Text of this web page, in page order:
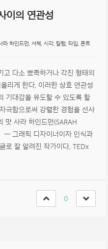
이의 연관성
라 하인드먼 서체 시각 칼럼 타입 폰트
고 다소 뾰족하거나 각진 형태의
리게 한다. 이러한 상호 연관성
기대감을 유도할 수 있도록 할
극함으로써 강렬한 경험을 선사
맛 사라 하인드먼(SARAH
— 그래픽 디자이너이자 인식과
로 잘 알려진 작가이다. TEDx
0